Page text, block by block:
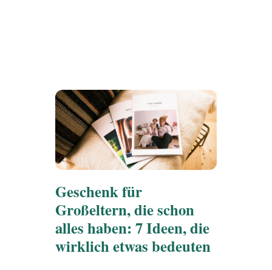
Geschenk für
Großeltern, die schon
alles haben: 7 Ideen, die
wirklich etwas bedeuten